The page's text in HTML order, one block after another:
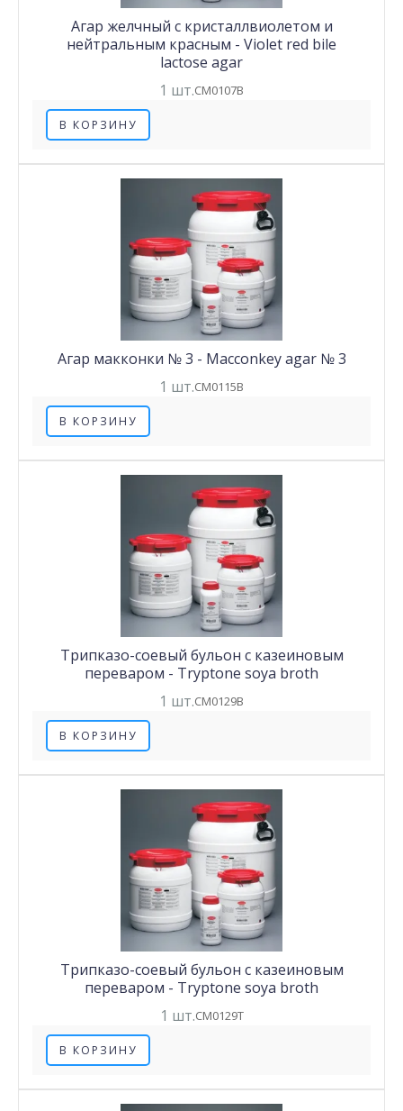
Агар желчный с кристаллвиолетом и
нейтральным красным - Violet red bile
lactose agar
1 шт.CM0107B
В КОРЗИНУ
Агар макконки № 3 - Macconkey agar № 3
1 шт.CM0115B
В КОРЗИНУ
Трипказо-соевый бульон с казеиновым
переваром - Tryptone soya broth
1 шт.CM0129B
В КОРЗИНУ
Трипказо-соевый бульон с казеиновым
переваром - Tryptone soya broth
1 шт.CM0129T
В КОРЗИНУ